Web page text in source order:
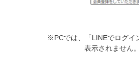
※PCでは、「LINEでログイ
表示されません。